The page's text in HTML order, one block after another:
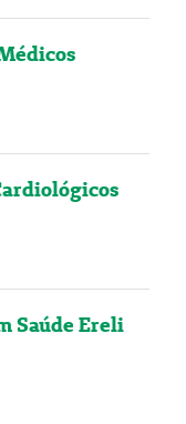
Saúde Ereli